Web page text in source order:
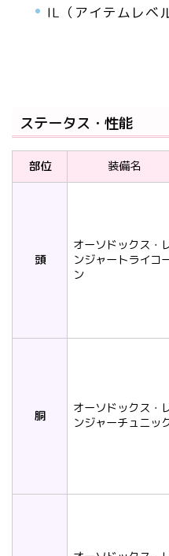
IL（アイテムレベ
ステータス・性能
部位 装備名
頭
オーソドックス・
ンジャートライコ
ン
胴
オーソドックス・
ンジャーチュニッ